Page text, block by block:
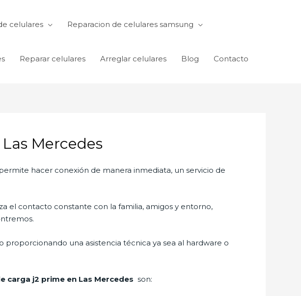
celulares Reparacion de celulares samsung
Reparar celulares Arreglar celulares Blog Contacto
Mercedes
hacer conexión de manera inmediata, un servicio de
el contacto constante con la familia, amigos y entorno,
proporcionando una asistencia técnica ya sea al hardware o
carga j2 prime en Las Mercedes son: